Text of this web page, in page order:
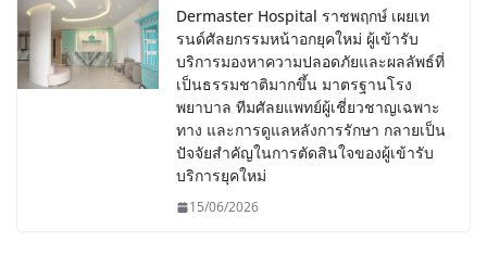
Dermaster Hospital ราชพฤกษ์ เผยเท
รนด์ศัลยกรรมหน้าอกยุคใหม่ ผู้เข้ารับ
บริการมองหาความปลอดภัยและผลลัพธ์ที่
เป็นธรรมชาติมากขึ้น มาตรฐานโรง
พยาบาล ทีมศัลยแพทย์ผู้เชี่ยวชาญเฉพาะ
ทาง และการดูแลหลังการรักษา กลายเป็น
ปัจจัยสำคัญในการตัดสินใจของผู้เข้ารับ
บริการยุคใหม่
15/06/2026